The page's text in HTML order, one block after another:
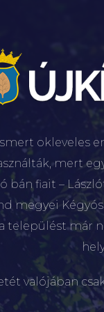
okleveles
mert
bán fiait –
megyei
települést már
valójában